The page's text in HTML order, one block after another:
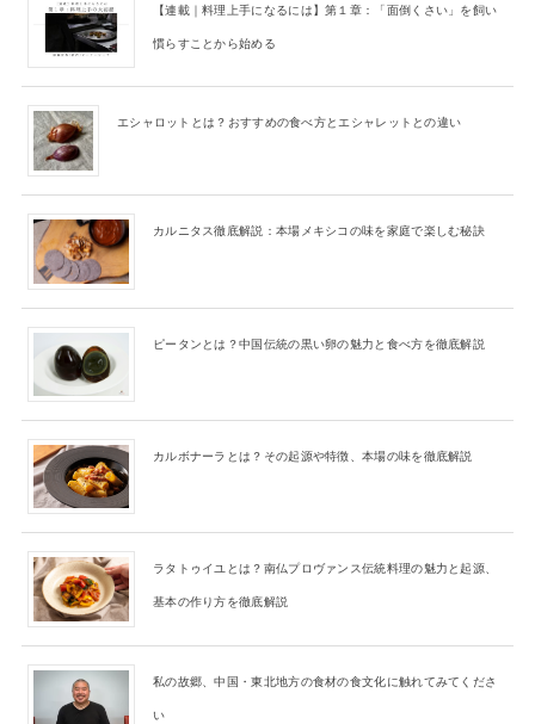
【連載｜料理上手になるには】第１章：「面倒くさい」を飼い
慣らすことから始める
エシャロットとは？おすすめの食べ方とエシャレットとの違い
カルニタス徹底解説：本場メキシコの味を家庭で楽しむ秘訣
ピータンとは？中国伝統の黒い卵の魅力と食べ方を徹底解説
カルボナーラとは？その起源や特徴、本場の味を徹底解説
ラタトゥイユとは？南仏プロヴァンス伝統料理の魅力と起源、
基本の作り方を徹底解説
私の故郷、中国・東北地方の食材の食文化に触れてみてくださ
い